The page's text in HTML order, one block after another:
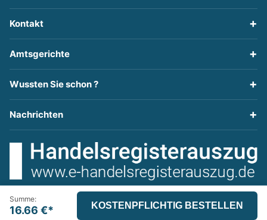
Summe:
16.66 €*
Kontakt
Amtsgerichte
Wussten Sie schon ?
Nachrichten
Facebook Handelsregisterauszug Adressen
Handelsregisterauszug FAQHandelsregisterauszug